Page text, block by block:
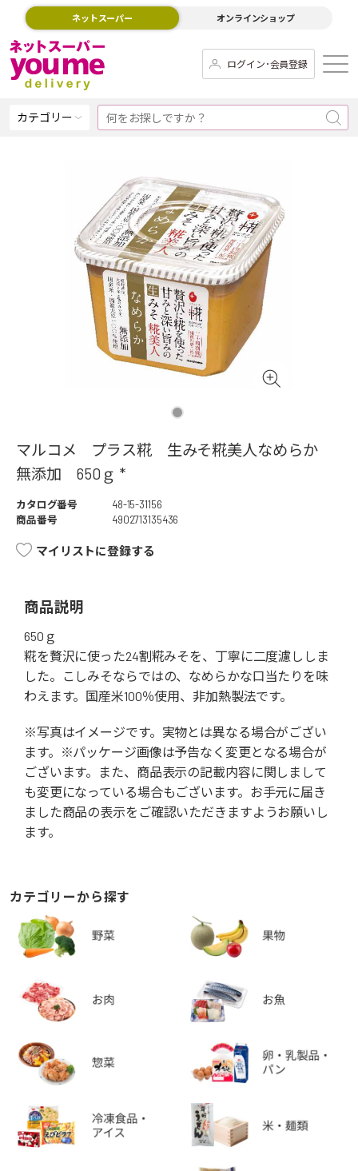
ネットスーパー オンラインショップ
ログイン･会員登録
カテゴリー
マルコメ プラス糀 生みそ糀美人なめらか
無添加 650ｇ *
カタログ番号
48-15-31156
商品番号
4902713135436
マイリストに登録する
商品説明
650ｇ
糀を贅沢に使った24割糀みそを、丁寧に二度濾ししま
した。こしみそならではの、なめらかな口当たりを味
わえます。国産米100％使用、非加熱製法です。
※写真はイメージです。実物とは異なる場合がござい
ます。※パッケージ画像は予告なく変更となる場合が
ございます。また、商品表示の記載内容に関しまして
も変更になっている場合もございます。お手元に届き
ました商品の表示をご確認いただきますようお願いし
ます。
カテゴリーから探す